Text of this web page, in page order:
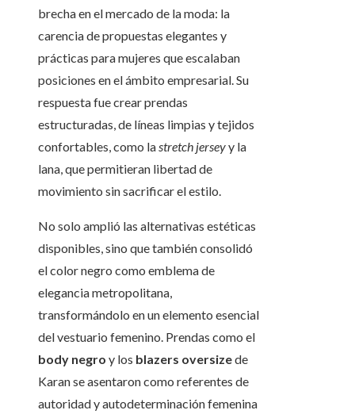
brecha en el mercado de la moda: la
carencia de propuestas elegantes y
prácticas para mujeres que escalaban
posiciones en el ámbito empresarial. Su
respuesta fue crear prendas
estructuradas, de líneas limpias y tejidos
confortables, como lastretch jerseyy la
lana, que permitieran libertad de
movimiento sin sacrificar el estilo.
No solo amplió las alternativas estéticas
disponibles, sino que también consolidó
el color negro como emblema de
elegancia metropolitana,
transformándolo en un elemento esencial
del vestuario femenino. Prendas como el
body negro y los blazers oversizede
Karan se asentaron como referentes de
autoridad y autodeterminación femenina